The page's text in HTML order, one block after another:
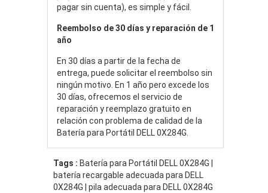
pagar sin cuenta), es simple y fácil.
Reembolso de 30 días y reparación de 1
año
En 30 días a partir de la fecha de
entrega, puede solicitar el reembolso sin
ningún motivo. En 1 año pero excede los
30 días, ofrecemos el servicio de
reparación y reemplazo gratuito en
relación con problema de calidad de la
Batería para Portátil DELL 0X284G.
Tags : Batería para Portátil DELL 0X284G |
batería recargable adecuada para DELL
0X284G | pila adecuada para DELL 0X284G